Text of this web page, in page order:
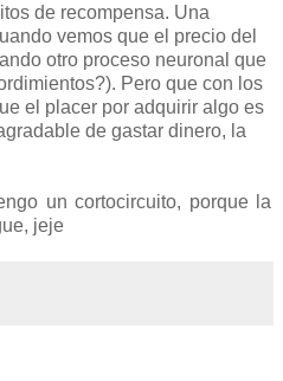
de recompensa. Una
vemos que el precio del
otro proceso neuronal que
Pero que con los
el placer por adquirir algo es
de gastar dinero, la
un cortocircuito, porque la
jeje